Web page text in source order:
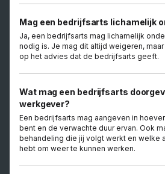
Mag een bedrijfsarts lichamelijk
Ja, een bedrijfsarts mag lichamelijk
nodig is. Je mag dit altijd weigeren,
op het advies dat de bedrijfsarts geeft.
Wat mag een bedrijfsarts
werkgever?
Een bedrijfsarts mag aangeven in
bent en de verwachte duur ervan. Ook
behandeling die jij volgt werkt en welke
hebt om weer te kunnen werken.